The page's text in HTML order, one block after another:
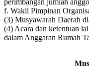
f. Wakil Pimpinan
(3) Musyawarah Daerah
(4) Acara dan ketentuan
dalam Anggaran Rumah